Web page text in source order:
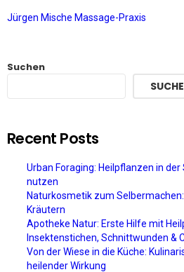
Jürgen Mische Massage-Praxis
Suchen
Recent Posts
Urban Foraging: Heilpflanzen in
nutzen
Naturkosmetik zum
Kräutern
Apotheke Natur: Erste Hilfe mit
Insektenstichen, Schnittwunden &
Von der Wiese in die Küche:
heilender Wirkung